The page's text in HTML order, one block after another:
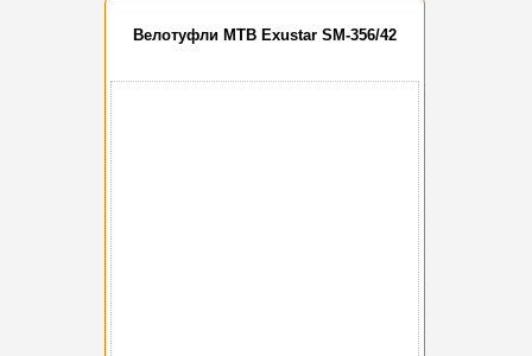
Велотуфли MTB Exustar SM-356/42